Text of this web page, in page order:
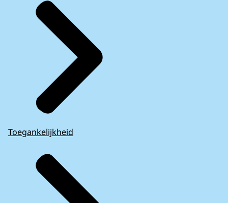
Toegankelijkheid